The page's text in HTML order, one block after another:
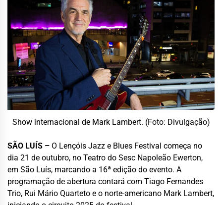
Show internacional de Mark Lambert. (Foto: Divulgação)
SÃO LUÍS – O Lençóis Jazz e Blues Festival começa no
dia 21 de outubro, no Teatro do Sesc Napoleão Ewerton,
em São Luís, marcando a 16ª edição do evento. A
programação de abertura contará com Tiago Fernandes
Trio, Rui Mário Quarteto e o norte-americano Mark Lambert,